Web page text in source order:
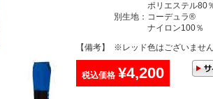
ポリエステル80％
別生地：コーデュラ®
ナイロン100％
【備考】
※レッド色はございません
税込価格 ¥4,200